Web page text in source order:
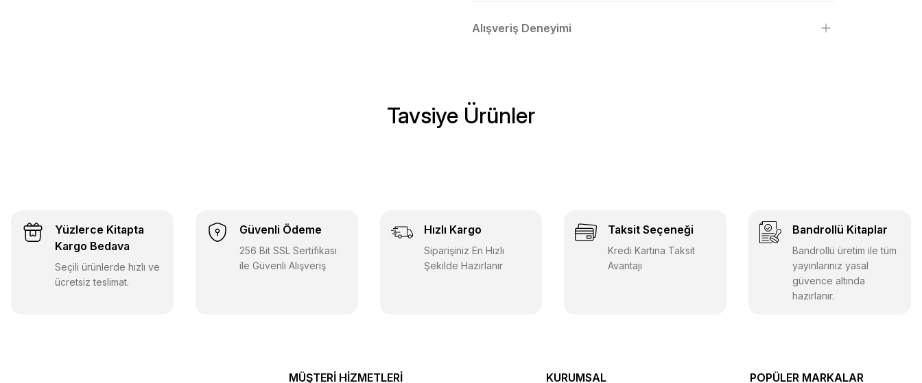
Alışveriş Deneyimi
Tavsiye Ürünler
18,00 TL
30,00 TL
Yüzlerce Kitapta
Kargo Bedava
Seçili ürünlerde hızlı ve
ücretsiz teslimat.
Güvenli Ödeme
256 Bit SSL Sertifikası
ile Güvenli Alışveriş
Hızlı Kargo
Siparişiniz En Hızlı
Şekilde Hazırlanır
Taksit Seçeneği
Kredi Kartına Taksit
Avantajı
Bandrollü Kitaplar
Bandrollü üretim ile tüm
yayınlarınız yasal
güvence altında
hazırlanır.
MÜŞTERİ HİZMETLERİ KURUMSAL POPÜLER MARKALAR